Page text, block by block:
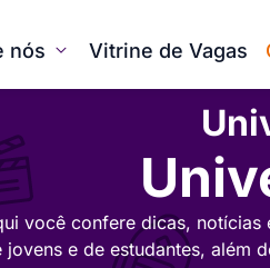
nós Vitrine de Vagas
você confere dicas,
jovens e de estudantes, além